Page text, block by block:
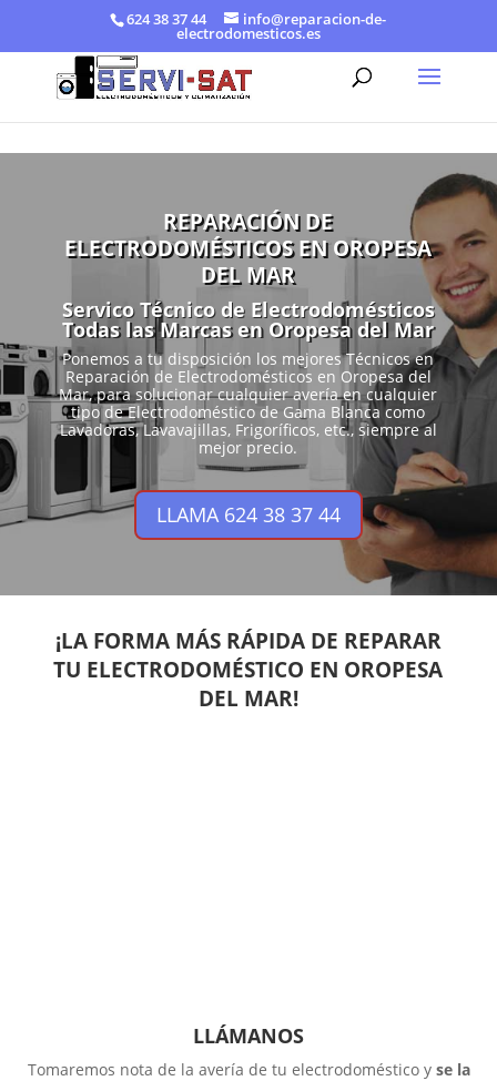
624 38 37 44 info@reparacion-de-
electrodomesticos.es
REPARACIÓN DE
ELECTRODOMÉSTICOS EN OROPESA
DEL MAR
Servico Técnico de Electrodomésticos
Todas las Marcas en Oropesa del Mar
Ponemos a tu disposición los mejores Técnicos en
Reparación de Electrodomésticos en Oropesa del
Mar, para solucionar cualquier avería en cualquier
tipo de Electrodoméstico de Gama Blanca como
Lavadoras, Lavavajillas, Frigoríficos, etc., siempre al
mejor precio.
LLAMA 624 38 37 44
¡LA FORMA MÁS RÁPIDA DE REPARAR
TU ELECTRODOMÉSTICO EN OROPESA
DEL MAR!
LLÁMANOS
Tomaremos nota de la avería de tu electrodoméstico y se la